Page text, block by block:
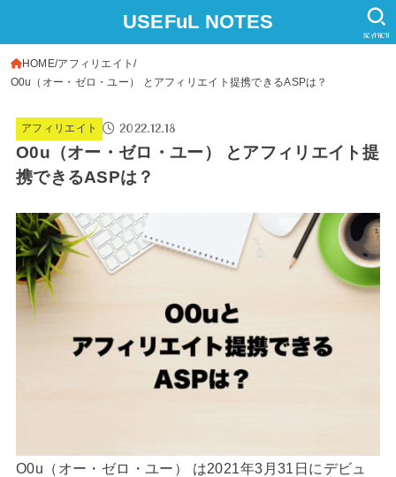
USEFuL NOTES
SEARCH
HOME アフィリエイト
O0u（オー・ゼロ・ユー） とアフィリエイト提携できるASPは？
アフィリエイト 2022.12.18
O0u（オー・ゼロ・ユー） とアフィリエイト提
携できるASPは？
O0u（オー・ゼロ・ユー） は2021年3月31日にデビュ